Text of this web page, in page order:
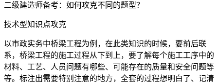
二级建造师备考：如何攻克不同的题型？
技术型知识点攻克
以市政实务中桥梁工程为例，在此类知识的时候，要前后联
系，桥梁工程的施工过程从下到上，要了解每个施工工序中的
材料、工艺、人员问题有哪些、可能存在的质量和安全问题等
等。标注出需要特别注意的地方，全套的过程想明白了、记清